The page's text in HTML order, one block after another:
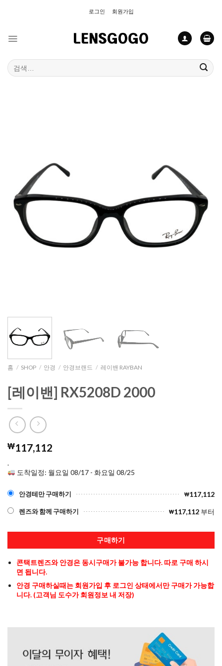
로그인 회원가입
검
색:
홈 / SHOP / 안경 / 안경브랜드 / 레이밴 RAYBAN
[레이밴] RX5208D 2000
₩117,112
.
도착일정: 월요일 08/17 - 화요일 08/25
안경테만 구매하기 ₩117,112
렌즈와 함께 구매하기 ₩117,112 부터
구매하기
콘택트렌즈와 안경은 동시구매가 불가능 합니다. 따로 구매 하시
면 됩니다.
안경 구매하실때는 회원가입 후 로그인 상태에서만 구매가 가능합
니다. (고객님 도수가 회원정보 내 저장)